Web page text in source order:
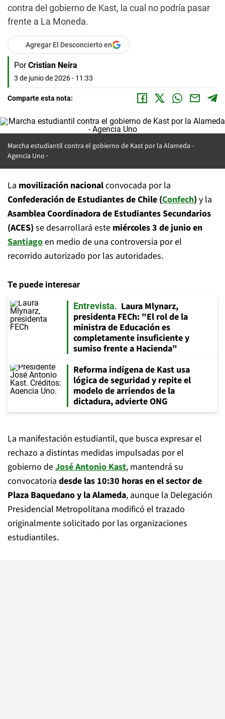
contra del gobierno de Kast, la cual no podría pasar
frente a La Moneda.
Agregar El Desconcierto en
Por Cristian Neira
3 de junio de 2026 - 11:33
Comparte esta nota:
Marcha estudiantil contra el gobierno de Kast por la Alameda -
Agencia Uno
La movilización nacionalconvocada por la
Confederación de Estudiantes de Chile (Confech) y la
Asamblea Coordinadora de Estudiantes Secundarios
(ACES) se desarrollará este miércoles 3 de junio en
Santiagoen medio de una controversia por el
recorrido autorizado por las autoridades.
Te puede interesar
Entrevista
Laura Mlynarz,
presidenta FECh: "El rol de la
ministra de Educación es
completamente insuficiente y
sumiso frente a Hacienda"
Reforma indígena de Kast usa
lógica de seguridad y repite el
modelo de arriendos de la
dictadura, advierte ONG
La manifestación estudiantil, que busca expresar el
rechazo a distintas medidas impulsadas por el
gobierno deJosé Antonio Kast, mantendrá su
convocatoria desde las 10:30 horas en el sector de
Plaza Baquedano y la Alameda, aunque la Delegación
Presidencial Metropolitana modificó el trazado
originalmente solicitado por las organizaciones
estudiantiles.